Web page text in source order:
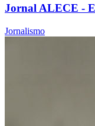
Jornal ALECE -
Jornalismo